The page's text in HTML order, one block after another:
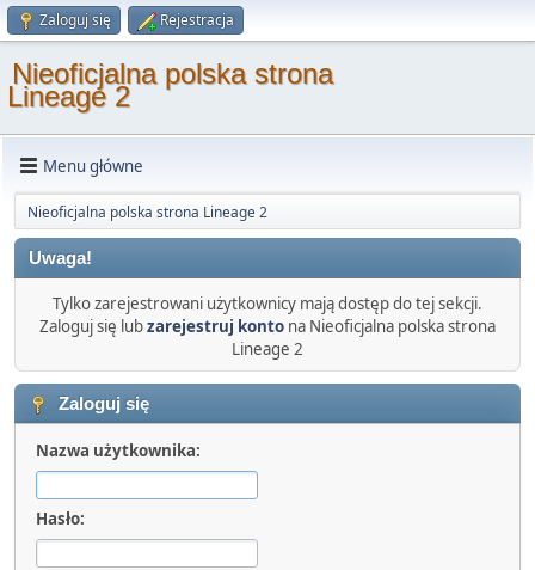
Zaloguj się Rejestracja
Nieoficjalna polska strona
Lineage 2
Menu główne
Nieoficjalna polska strona Lineage 2
Uwaga!
Tylko zarejestrowani użytkownicy mają dostęp do tej sekcji.
Zaloguj się lubzarejestruj konto na Nieoficjalna polska strona
Lineage 2
Zaloguj się
Nazwa użytkownika:
Hasło: